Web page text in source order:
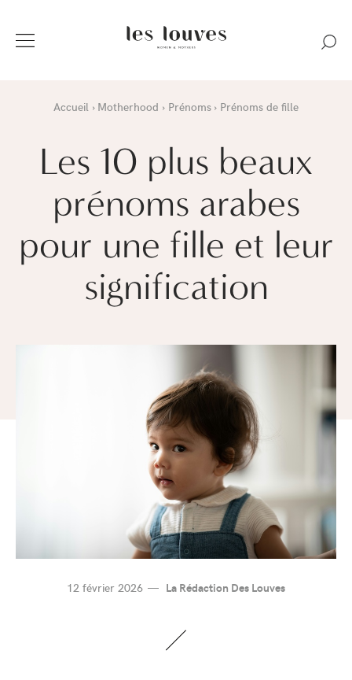
Accueil Motherhood Prénoms Prénoms de fille
Les 10 plus beaux
prénoms arabes
pour une fille et leur
signification
12 février 2026 La Rédaction Des Louves